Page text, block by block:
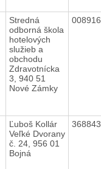
Stredná
odborná škola
hotelových
služieb a
obchodu
Zdravotnícka
3, 940 51
Nové Zámky
Ľuboš Kollár
Veľké Dvorany
č. 24, 956 01
Bojná